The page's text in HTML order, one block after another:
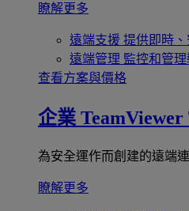
瞭解更多
遠端支援 提供即時
遠端管理 監控和管理
查看方案與價格
企業 TeamViewer
為安全運作而創建的遠端
瞭解更多